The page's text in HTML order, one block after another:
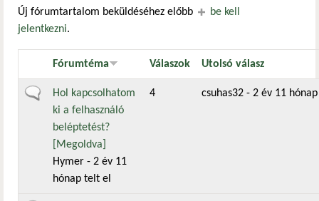
Új fórumtartalom beküldéséhez előbb
be kell
jelentkezni.
Fórumtéma Válaszok Utolsó válasz
Általános téma
Hol kapcsolhatom
ki a felhasználó
beléptetést?
[Megoldva]
Hymer - 2 év 11
hónap telt el
4 csuhas32 - 2 év 11